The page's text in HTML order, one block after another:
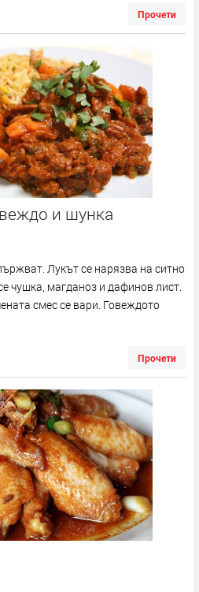
Прочети
и шунка
Лукът се нарязва на ситно
чушка, магданоз и дафинов лист.
смес се вари. Говеждото
Прочети